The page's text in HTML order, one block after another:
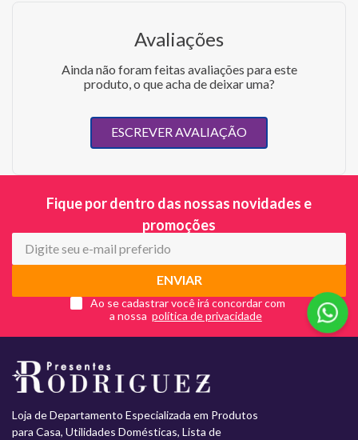
Avaliações
Ainda não foram feitas avaliações para este
produto, o que acha de deixar uma?
ESCREVER AVALIAÇÃO
Fique por dentro das nossas novidades e
promoções
ENVIAR
Ao se cadastrar você irá concordar com
a nossa
Loja de Departamento Especializada em Produtos
para Casa, Utilidades Domésticas, Lista de